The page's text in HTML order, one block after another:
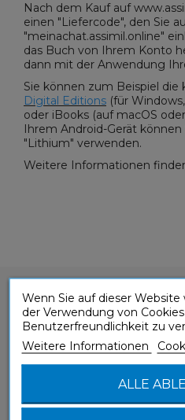
Nach dem Kauf auf
einen "Liefercode", den Sie
"meinachat.assimil.online"
das Buch von Ihrem Konto
dann mit der Anwendung
Sie können zum Beispiel die
Digital Editions (für
oder iBooks (auf macOS
Ihrem Android-Gerät
"Lithium" verwenden.
Weitere Informationen
Sie haben eine
Wenn Sie auf dieser
der Verwendung von
Benutzerfreundlichkeit zu
Weitere Informationen
ALLE